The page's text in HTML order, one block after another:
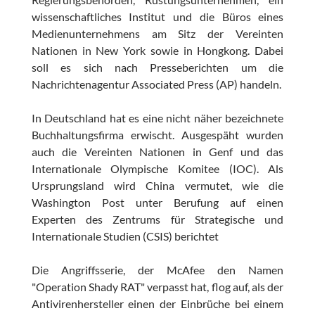
wissenschaftliches Institut und die Büros eines
Medienunternehmens am Sitz der Vereinten
Nationen in New York sowie in Hongkong. Dabei
soll es sich nach Presseberichten um die
Nachrichtenagentur Associated Press (AP) handeln.
In Deutschland hat es eine nicht näher bezeichnete
Buchhaltungsfirma erwischt. Ausgespäht wurden
auch die Vereinten Nationen in Genf und das
Internationale Olympische Komitee (IOC). Als
Ursprungsland wird China vermutet, wie die
Washington Post unter Berufung auf einen
Experten des Zentrums für Strategische und
Internationale Studien (CSIS) berichtet
Die Angriffsserie, der McAfee den Namen
"Operation Shady RAT" verpasst hat, flog auf, als der
Antivirenhersteller einen der Einbrüche bei einem